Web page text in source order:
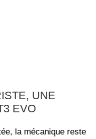
UNE
EVO
la mécanique reste